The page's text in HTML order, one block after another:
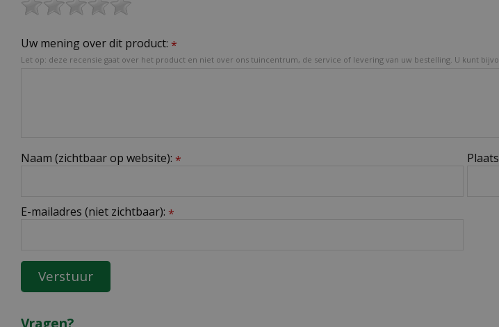
Uw mening over dit product: *
Let op: deze recensie gaat over het product en niet over ons tuincentrum, de service of levering van uw bestelling. U kunt
Naam (zichtbaar op website): *
E-mailadres (niet zichtbaar): *